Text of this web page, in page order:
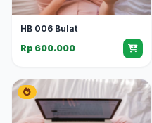
HB 006 Bulat
Rp 600.000